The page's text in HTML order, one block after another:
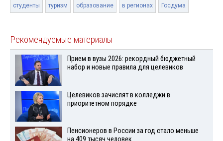
студенты туризм образование в регионах Госдума
Рекомендуемые материалы
Прием в вузы 2026: рекордный бюджетный
набор и новые правила для целевиков
Целевиков зачислят в колледжи в
приоритетном порядке
Пенсионеров в России за год стало меньше